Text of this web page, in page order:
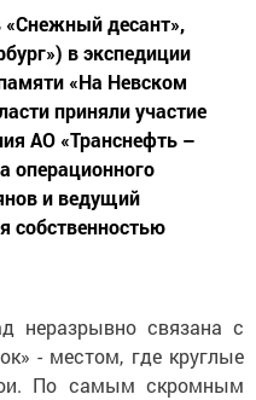
«Снежный десант»,
в экспедиции
«На Невском
приняли участие
АО «Транснефть –
операционного
и ведущий
собственностью
неразрывно связана с
- местом, где круглые
По самым скромным